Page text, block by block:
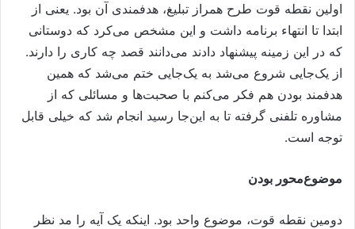
اولین نقطه قوت طرح همراز تبلیغ، هدفمندی آن بود. یعنی از
ابتدا تا انتهاء برنامه داشت و این مشخص می‌کرد که دوستانی
که در این زمینه پیشنهاد دادند می‌دانند قصد چه کاری را دارند.
از یک‌جایی شروع می‌شد به یک‌جایی ختم می‌شد که همین
هدفمند بودن هم فکر می‌کنم با صحبت‌ها و مسائلی که از
مشاوره تلفنی گرفته تا به این‌جا رسید انجام شد که خیلی قابل
توجه است.
موضوع‌محور بودن
دومین نقطه قوت، موضوع واحد بود. اینکه یک آیه را مد نظر